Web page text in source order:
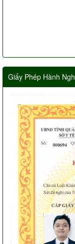
Giấy Phép Hành